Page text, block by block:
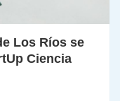
Los Ríos se
Ciencia